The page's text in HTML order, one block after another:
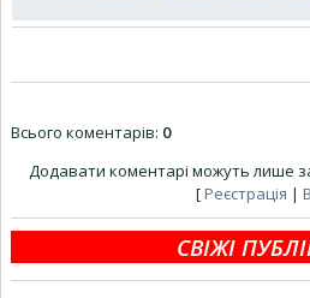
Всього коментарів: 0
Додавати коментарі можуть лише
[Реєстрація |
СВІЖІ